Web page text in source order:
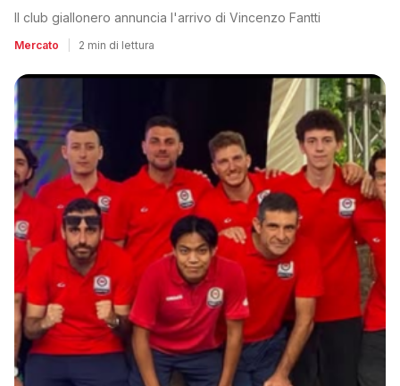
Il club giallonero annuncia l'arrivo di Vincenzo Fantti
Mercato 2 min di lettura